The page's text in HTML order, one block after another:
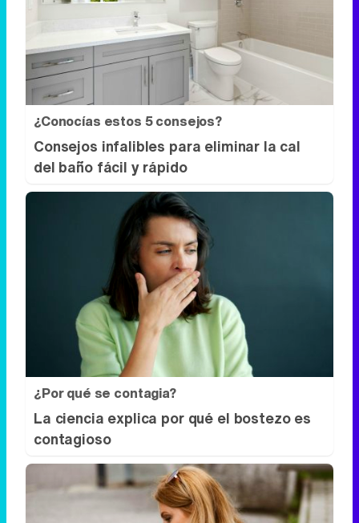
¿Conocías estos 5 consejos?
Consejos infalibles para eliminar la cal
del baño fácil y rápido
¿Por qué se contagia?
La ciencia explica por qué el bostezo es
contagioso